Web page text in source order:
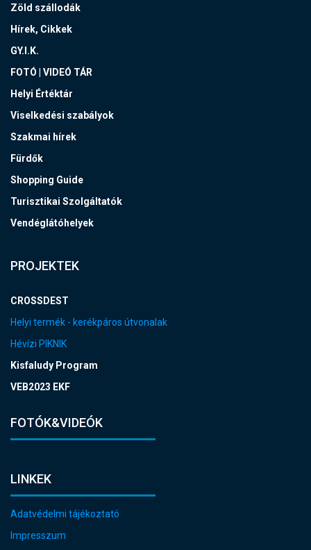
Zöld szállodák
Hírek, Cikkek
GY.I.K.
FOTÓ | VIDEÓ TÁR
Helyi Értéktár
Viselkedési szabályok
Szakmai hírek
Fürdők
Shopping Guide
Turisztikai Szolgáltatók
Vendéglátóhelyek
PROJEKTEK
CROSSDEST
Helyi termék - kerékpáros útvonalak
Hévízi PIKNIK
Kisfaludy Program
VEB2023 EKF
FOTÓK&VIDEÓK
LINKEK
Adatvédelmi tájékoztató
Impresszum